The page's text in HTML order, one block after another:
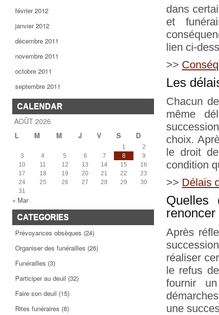
février 2012
janvier 2012
décembre 2011
novembre 2011
octobre 2011
septembre 2011
CALENDAR
AOÛT 2026
L
M M J V S D
1
2
3
4 5 6 7 8
9
10
11 12 13 14 15
16
17
18 19 20 21 22
23
24
25 26 27 28 29
30
31
« Mar
CATEGORIES
Prévoyances obsèques (24)
Organiser des funérailles (26)
Funérailles (3)
Participer au deuil (32)
Faire son deuil (15)
Rites funéraires (8)
dans
et
lien ci-
>>
Les
Chacun
même
choix.
le droit
condition
>> Délais
Quelles
Après
réaliser
le refus
fournir
une